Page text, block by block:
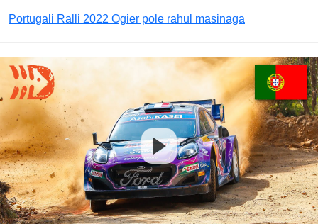
Portugali Ralli 2022 Ogier pole rahul masinaga